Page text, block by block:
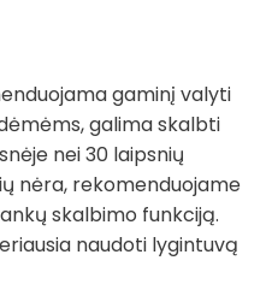
gaminį valyti
galima skalbti
nei 30 laipsnių
nėra, rekomenduojame
skalbimo funkciją.
naudoti lygintuvą